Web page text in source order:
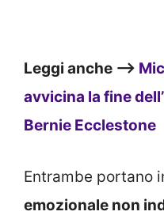
Leggi anche –>
avvicina la fine
Bernie Ecclestone
Entrambe portano
emozionale non